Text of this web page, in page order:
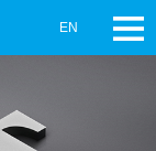
EN